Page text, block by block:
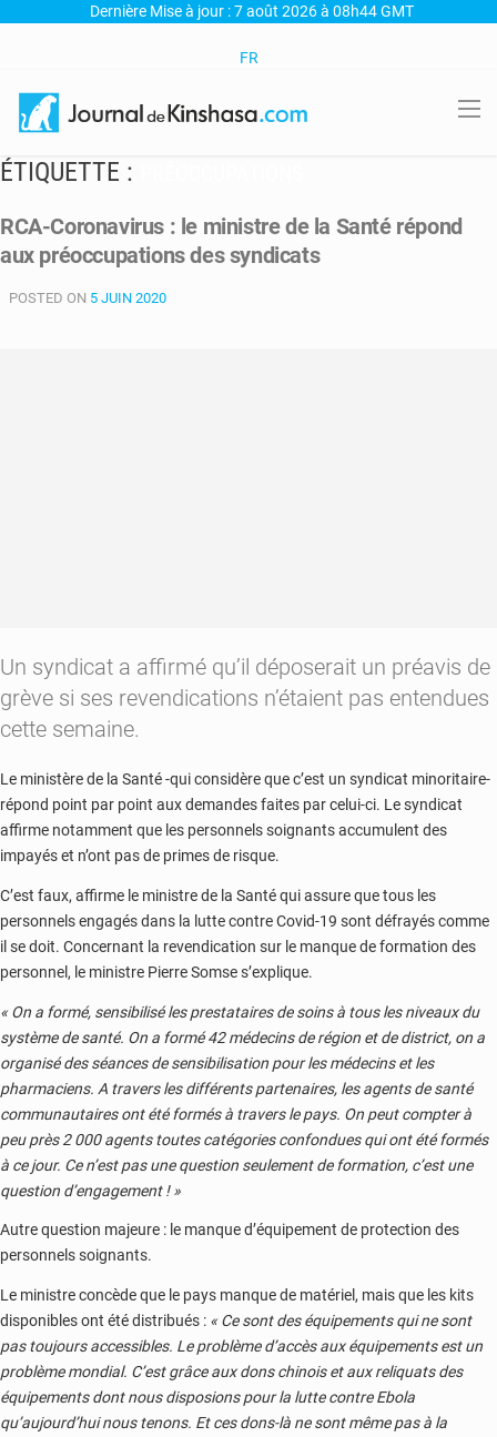
Dernière Mise à jour : 7 août 2026 à 08h44 GMT
FR
ÉTIQUETTE :
RCA-Coronavirus : le ministre de la Santé répond
aux préoccupations des syndicats
POSTED ON 5 JUIN 2020
Un syndicat a affirmé qu’il déposerait un préavis de
grève si ses revendications n’étaient pas entendues
cette semaine.
Le ministère de la Santé -qui considère que c’est un syndicat minoritaire-
répond point par point aux demandes faites par celui-ci. Le syndicat
affirme notamment que les personnels soignants accumulent des
impayés et n’ont pas de primes de risque.
C’est faux, affirme le ministre de la Santé qui assure que tous les
personnels engagés dans la lutte contre Covid-19 sont défrayés comme
il se doit. Concernant la revendication sur le manque de formation des
personnel, le ministre Pierre Somse s’explique.
« On a formé, sensibilisé les prestataires de soins à tous les niveaux du
système de santé. On a formé 42 médecins de région et de district, on a
organisé des séances de sensibilisation pour les médecins et les
pharmaciens. A travers les différents partenaires, les agents de santé
communautaires ont été formés à travers le pays. On peut compter à
peu près 2 000 agents toutes catégories confondues qui ont été formés
à ce jour. Ce n’est pas une question seulement de formation, c’est une
question d’engagement ! »
Autre question majeure : le manque d’équipement de protection des
personnels soignants.
Le ministre concède que le pays manque de matériel, mais que les kits
disponibles ont été distribués : « Ce sont des équipements qui ne sont
pas toujours accessibles. Le problème d’accès aux équipements est un
problème mondial. C’est grâce aux dons chinois et aux reliquats des
équipements dont nous disposions pour la lutte contre Ebola
qu’aujourd’hui nous tenons. Et ces dons-là ne sont même pas à la